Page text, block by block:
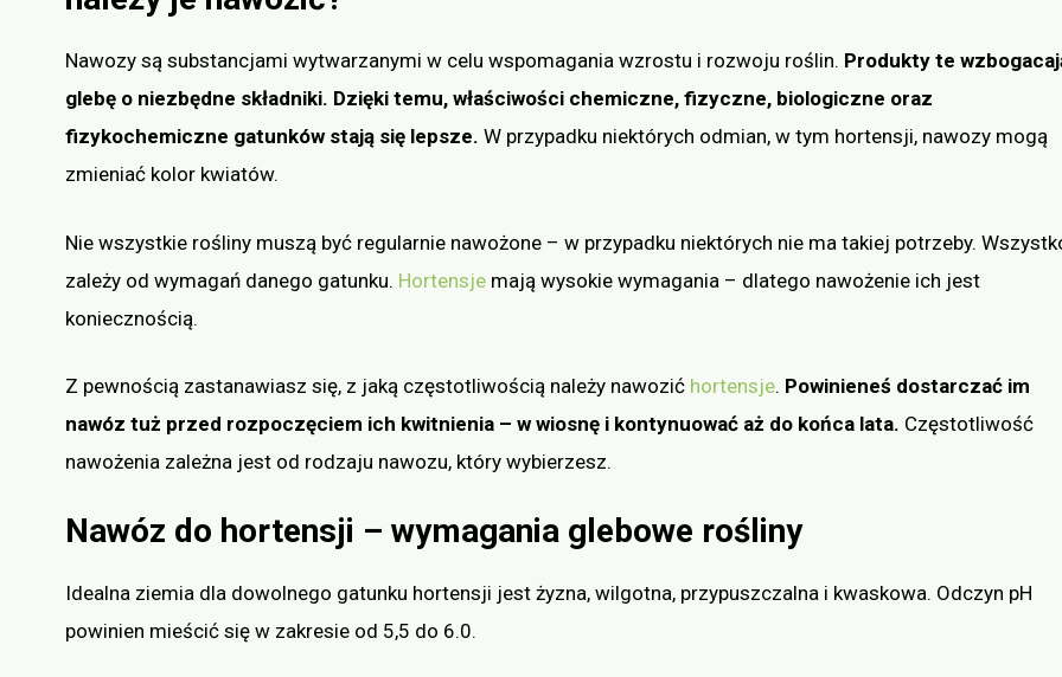
Nawozy są substancjami wytwarzanymi w celu wspomagania wzrostu i rozwoju roślin. Produkty te
glebę o niezbędne składniki. Dzięki temu, właściwości chemiczne, fizyczne, biologiczne oraz
fizykochemiczne gatunków stają się lepsze. W przypadku niektórych odmian, w tym hortensji, nawozy mogą
zmieniać kolor kwiatów.
Nie wszystkie rośliny muszą być regularnie nawożone – w przypadku niektórych nie ma takiej potrzeby.
zależy od wymagań danego gatunku. Hortensje mają wysokie wymagania – dlatego nawożenie ich jest
koniecznością.
Z pewnością zastanawiasz się, z jaką częstotliwością należy nawozić hortensje. Powinieneś dostarczać im
nawóz tuż przed rozpoczęciem ich kwitnienia – w wiosnę i kontynuować aż do końca lata. Częstotliwość
nawożenia zależna jest od rodzaju nawozu, który wybierzesz.
Nawóz do hortensji – wymagania glebowe rośliny
Idealna ziemia dla dowolnego gatunku hortensji jest żyzna, wilgotna, przypuszczalna i kwaskowa. Odczyn pH
powinien mieścić się w zakresie od 5,5 do 6.0.